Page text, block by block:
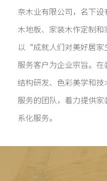
奈木业有限公司，名下
木地板、家装木作定制和
以“成就人们对美好居
服务客户为企业宗旨。
结构研发、色彩美学和
服务的团队，着力提供
系化服务。